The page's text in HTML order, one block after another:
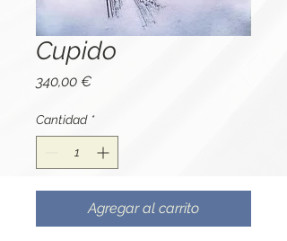
Cupido
340,00 €Precio
Cantidad *
Agregar al carrito